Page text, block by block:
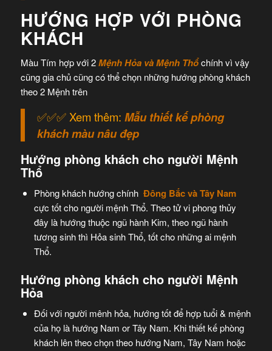
HƯỚNG HỢP VỚI PHÒNG
KHÁCH
Màu Tím hợp với 2Mệnh Hỏa và Mệnh Thổchính vì vậy
cũng gia chủ cũng có thể chọn những hướng phòng khách
theo 2 Mệnh trên
✅✅✅ Xem thêm: Mẫu thiết kế phòng
khách màu nâu đẹp
Hướng phòng khách cho người Mệnh
Thổ
Phòng khách hướng chính Đông Bắc và Tây Nam
cực tốt cho người mệnh Thổ. Theo tử vi phong thủy
đây là hướng thuộc ngũ hành Kim, theo ngũ hành
tương sinh thì Hỏa sinh Thổ, tốt cho những ai mệnh
Thổ.
Hướng phòng khách cho người Mệnh
Hỏa
Đối với người mênh hỏa, hướng tốt để hợp tuổi & mệnh
của họ là hướng Nam or Tây Nam. Khi thiết kế phòng
khách lên theo chọn theo hướng Nam, Tây Nam hoặc